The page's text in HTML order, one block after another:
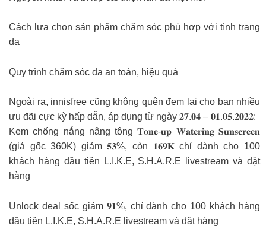
Cách lựa chọn sản phẩm chăm sóc phù hợp với tình trạng
da
Quy trình chăm sóc da an toàn, hiệu quả
Ngoài ra, innisfree cũng không quên đem lại cho bạn nhiều
ưu đãi cực kỳ hấp dẫn, áp dụng từ ngày 𝟐𝟕.𝟎𝟒 – 𝟎𝟏.𝟎𝟓.𝟐𝟎𝟐𝟐:
Kem chống nắng nâng tông 𝐓𝐨𝐧𝐞-𝐮𝐩 𝐖𝐚𝐭𝐞𝐫𝐢𝐧𝐠 𝐒𝐮𝐧𝐬𝐜𝐫𝐞𝐞𝐧
(giá gốc 360K) giảm 𝟓𝟑%, còn 𝟏𝟔𝟗𝐊 chỉ dành cho 100
khách hàng đầu tiên L.I.K.E, S.H.A.R.E livestream và đặt
hàng
Unlock deal sốc giảm 𝟗𝟏%, chỉ dành cho 100 khách hàng
đầu tiên L.I.K.E, S.H.A.R.E livestream và đặt hàng